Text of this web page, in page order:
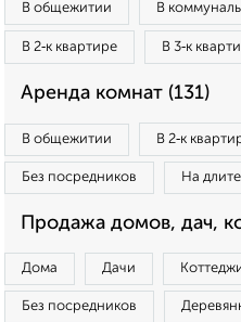
В общежитии В
В 2‑к квартире В 3‑к
Аренда комнат (131)
В общежитии В 2‑к
Без посредников На
Продажа домов, дач,
Дома Дачи
Без посредников